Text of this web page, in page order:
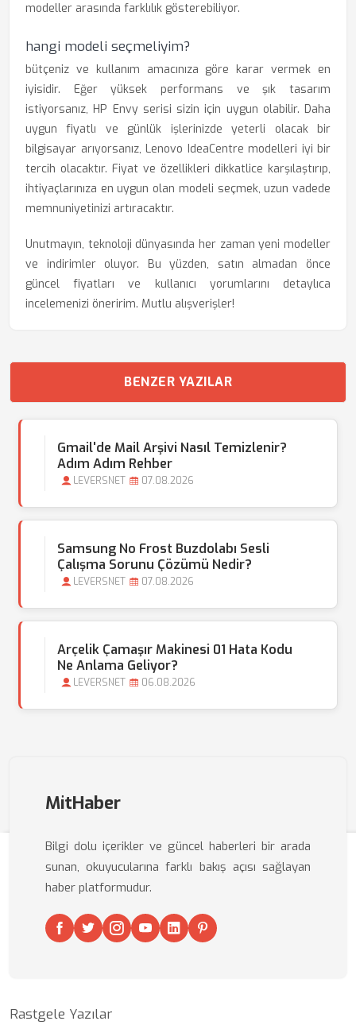
modeller arasında farklılık gösterebiliyor.
hangi modeli seçmeliyim?
bütçeniz ve kullanım amacınıza göre karar vermek en
iyisidir. Eğer yüksek performans ve şık tasarım
istiyorsanız, HP Envy serisi sizin için uygun olabilir. Daha
uygun fiyatlı ve günlük işlerinizde yeterli olacak bir
bilgisayar arıyorsanız, Lenovo IdeaCentre modelleri iyi bir
tercih olacaktır. Fiyat ve özellikleri dikkatlice karşılaştırıp,
ihtiyaçlarınıza en uygun olan modeli seçmek, uzun vadede
memnuniyetinizi artıracaktır.
Unutmayın, teknoloji dünyasında her zaman yeni modeller
ve indirimler oluyor. Bu yüzden, satın almadan önce
güncel fiyatları ve kullanıcı yorumlarını detaylıca
incelemenizi öneririm. Mutlu alışverişler!
BENZER YAZILAR
Gmail'de Mail Arşivi Nasıl Temizlenir?
Adım Adım Rehber
LEVERSNET 07.08.2026
Samsung No Frost Buzdolabı Sesli
Çalışma Sorunu Çözümü Nedir?
LEVERSNET 07.08.2026
Arçelik Çamaşır Makinesi 01 Hata Kodu
Ne Anlama Geliyor?
LEVERSNET 06.08.2026
MitHaber
Bilgi dolu içerikler ve güncel haberleri bir arada
sunan, okuyucularına farklı bakış açısı sağlayan
haber platformudur.
Rastgele Yazılar